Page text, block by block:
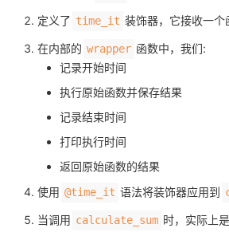
定义了 time_it 装饰器，它接收一个
在内部的 wrapper 函数中，我们:
记录开始时间
执行原始函数并保存结果
记录结束时间
打印执行时间
返回原始函数的结果
使用 @time_it 语法将装饰器应用到
当调用 calculate_sum 时，实际上